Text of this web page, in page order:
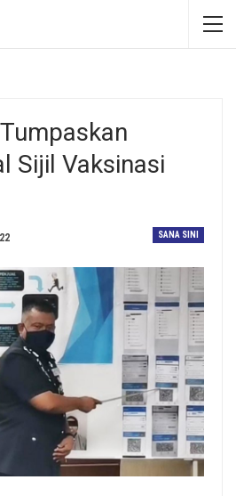
Sijil Vaksinasi
SANA SINI